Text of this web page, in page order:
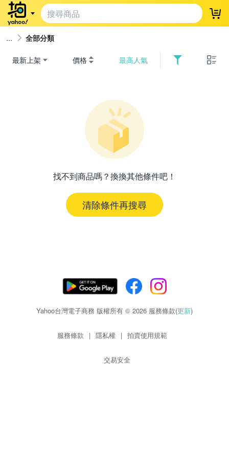
登
全部分類
最新上架 價格 最高人氣
找不到商品嗎？換換其他條件吧！
清除條件再搜尋
Yahoo台灣電子商務 版權所有 © 2026 服務條款(更新)
服務條款 | 隱私權 | 拍賣使用規範
交易安全